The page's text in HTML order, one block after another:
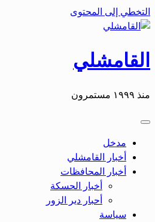
التخطي إلى المحتوى
القامشلي
منذ ١٩٩٩ مستمرون
مدخل
أخبار القامشلي
أخبار المحافظات
أخبار الحسكة
أحبار دير الزور
سياسة